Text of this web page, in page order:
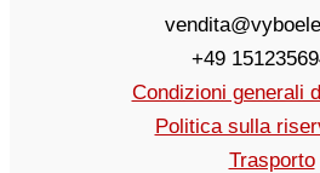
+49
Condizioni generali
Politica sulla
Trasporto